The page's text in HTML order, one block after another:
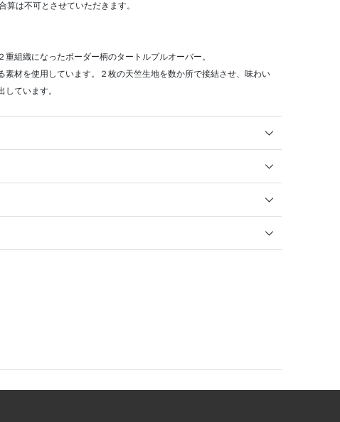
算は不可とさせていただきます。
組織になったボーダー柄のタートルプルオーバー。
素材を使用しています。２枚の天竺生地を数か所で接結させ、味わい
しています。